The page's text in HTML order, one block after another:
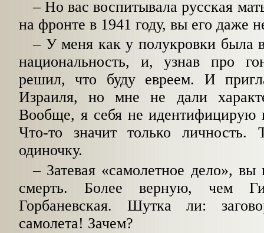
– Но вас воспитывала русская
на фронте в 1941 году, вы его даже
– У меня как у полукровки была
национальность, и, узнав про
решил, что буду евреем. И
Израиля, но мне не дали
Вообще, я себя не идентифицирую
Что-то значит только
одиночку.
– Затевая «самолетное дело»,
смерть. Более верную, чем
Горбаневская. Шутка ли:
самолета! Зачем?